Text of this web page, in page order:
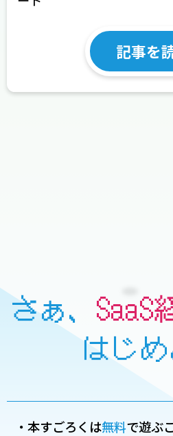
記事を
さぁ、 SaaS
はじ
本すごろくは無料で遊ぶ